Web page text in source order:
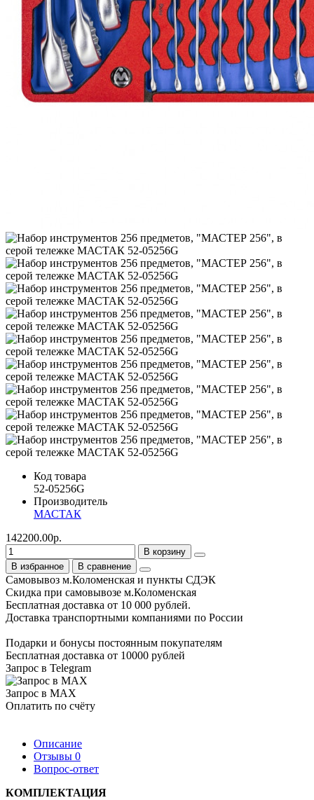
Код товара
52-05256G
Производитель
МАСТАК
142200.00р.
В корзину
В избранное
В сравнение
Самовывоз м.Коломенская и пункты СДЭК
Скидка при самовывозе м.Коломенская
Бесплатная доставка от 10 000 рублей.
Доставка транспортными компаниями по России
Подарки и бонусы постоянным покупателям
Бесплатная доставка от 10000 рублей
Запрос в Telegram
Запрос в MAX
Оплатить по счёту
Описание
Отзывы 0
Вопрос-ответ
КОМПЛЕКТАЦИЯ